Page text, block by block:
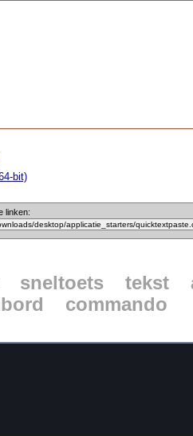
bit)
linken:
sneltoets tekst
commando